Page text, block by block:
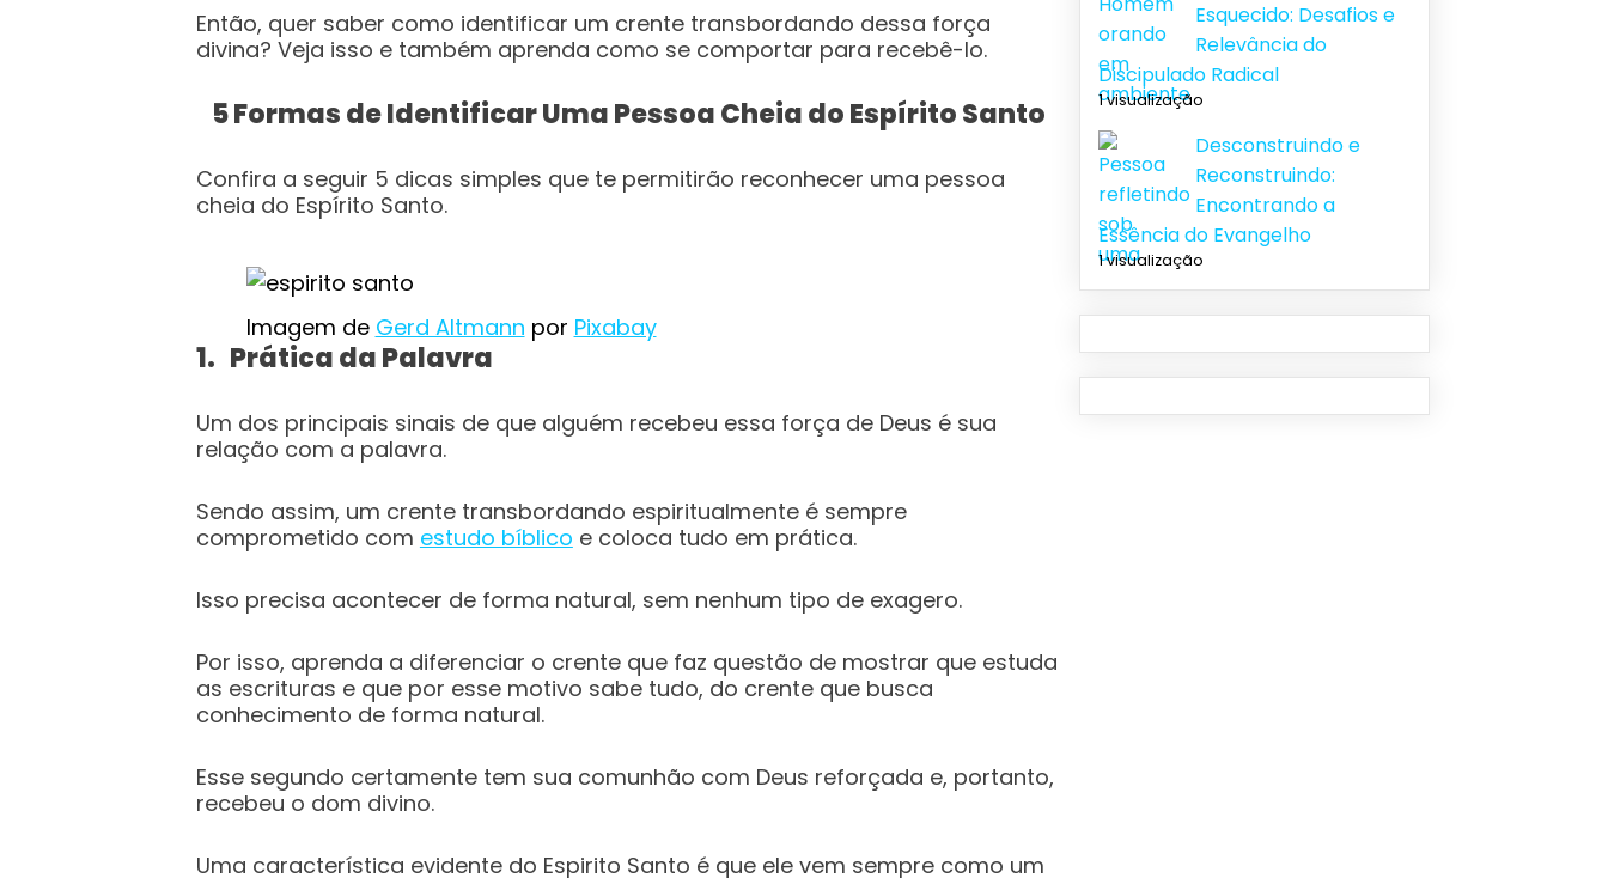
Então, quer saber como identificar um crente transbordando dessa força
divina? Veja isso e também aprenda como se comportar para recebê-lo.
5 Formas de Identificar Uma Pessoa Cheia do Espírito Santo
Confira a seguir 5 dicas simples que te permitirão reconhecer uma pessoa
cheia do Espírito Santo.
Imagem de Gerd Altmann por Pixabay
1. Prática da Palavra
Um dos principais sinais de que alguém recebeu essa força de Deus é sua
relação com a palavra.
Sendo assim, um crente transbordando espiritualmente é sempre
comprometido com estudo bíblico e coloca tudo em prática.
Isso precisa acontecer de forma natural, sem nenhum tipo de exagero.
Por isso, aprenda a diferenciar o crente que faz questão de mostrar que estuda
as escrituras e que por esse motivo sabe tudo, do crente que busca
conhecimento de forma natural.
Esse segundo certamente tem sua comunhão com Deus reforçada e, portanto,
recebeu o dom divino.
Uma característica evidente do Espirito Santo é que ele vem sempre como um
Esquecido: Desafios e
Relevância do
Discipulado Radical
1 visualização
Desconstruindo e
Reconstruindo:
Encontrando a
Essência do Evangelho
1 visualização